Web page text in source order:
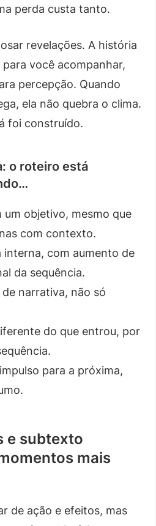
perda custa tanto.
revelações. A história
você acompanhar,
percepção. Quando
ela não quebra o clima.
foi construído.
o roteiro está
um objetivo, mesmo que
com contexto.
interna, com aumento de
da sequência.
narrativa, não só
do que entrou, por
para a próxima,
e subtexto
mais
de ação e efeitos, mas